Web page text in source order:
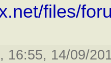
files/
16:55, 14/09/